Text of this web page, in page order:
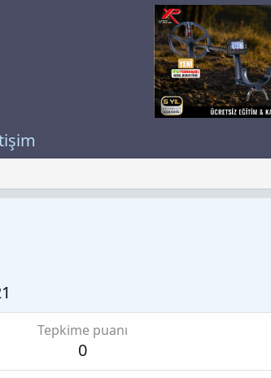
Tepkime puanı
0